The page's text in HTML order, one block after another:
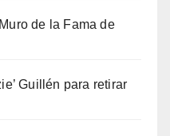
de la Fama de
Guillén para retirar